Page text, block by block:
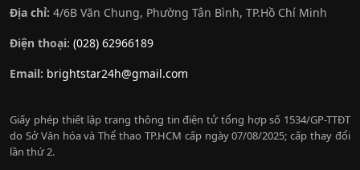
Địa chỉ: 4/6B Văn Chung, Phường Tân Bình, TP.Hồ Chí Minh
Điện thoại: (028) 62966189
Email: brightstar24h@gmail.com
Giấy phép thiết lập trang thông tin điện tử tổng hợp số 1534/GP-TTĐT
do Sở Văn hóa và Thể thao TP.HCM cấp ngày 07/08/2025; cấp thay đổi
lần thứ 2.